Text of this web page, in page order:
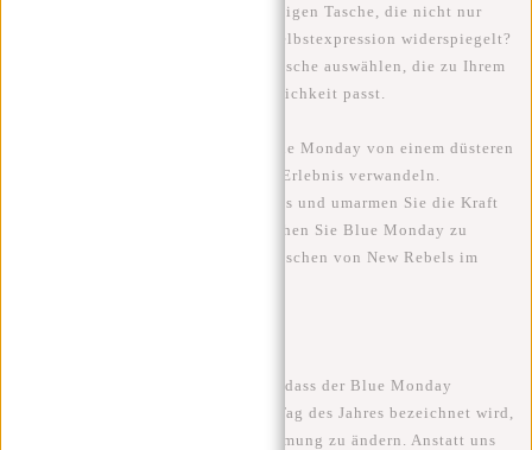
selbst zu sorgen, als mit einer trendigen Tasche, die nicht nur
funktional ist, sondern auch Ihre Selbstexpression widerspiegelt?
Mit New Rebels können Sie eine Tasche auswählen, die zu Ihrem
einzigartigen Stil und Ihrer Persönlichkeit passt.
Also, lassen Sie uns gemeinsam Blue Monday von einem düsteren
Tag in ein stilvolles und positives Erlebnis verwandeln.
Entscheiden Sie sich für New Rebels und umarmen Sie die Kraft
von Mode und Funktionalität. Machen Sie Blue Monday zu
Ihrem Tag, um mit den trendigen Taschen von New Rebels im
Zusammenfassend lässt sich sagen, dass der Blue Monday
vielleicht als der deprimierendste Tag des Jahres bezeichnet wird,
aber es liegt an uns, diese Wahrnehmung zu ändern. Anstatt uns